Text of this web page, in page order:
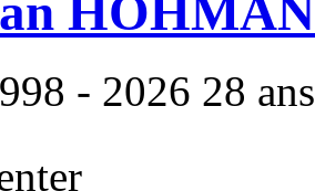
- 2026 28